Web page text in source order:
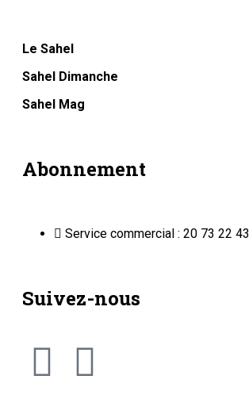
Le Sahel
Sahel Dimanche
Sahel Mag
Abonnement
Service commercial : 20 73 22 43
Suivez-nous